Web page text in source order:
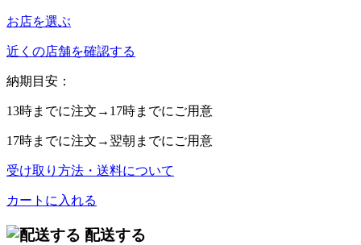
お店を選ぶ
近くの店舗を確認する
納期目安：
13時までに注文→ 17時までにご用意
17時までに注文→ 翌朝 までにご用意
受け取り方法・送料について
カートに入れる
配送する